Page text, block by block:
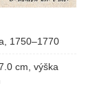
1750–1770
cm, výška